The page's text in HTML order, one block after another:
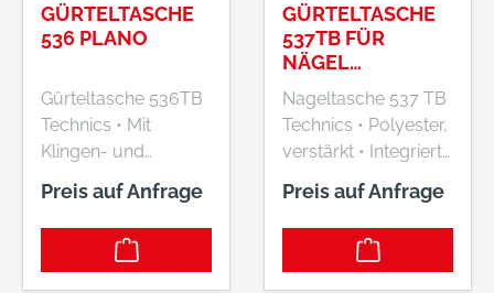
GÜRTELTASCHE
536 PLANO
Gürteltasche 536TB
Technics • Mit
Klingen- und
ter • Metallclip für
jeden Gürteltyp
geeignet Lieferung:
Preis auf Anfrage
GÜRTELTASCHE
537TB FÜR
NÄGEL
250X190X40MM
PLANO
Nageltasche 537 TB
Technics • Polyester,
verstärkt • Integrierte
einem großen Fach
Lieferung: Ohne
Preis auf Anfrage